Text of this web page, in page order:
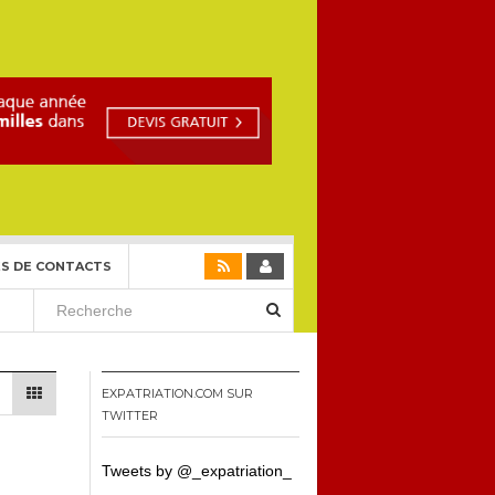
DE CONTACTS
EXPATRIATION.COM SUR
TWITTER
Tweets by @_expatriation_